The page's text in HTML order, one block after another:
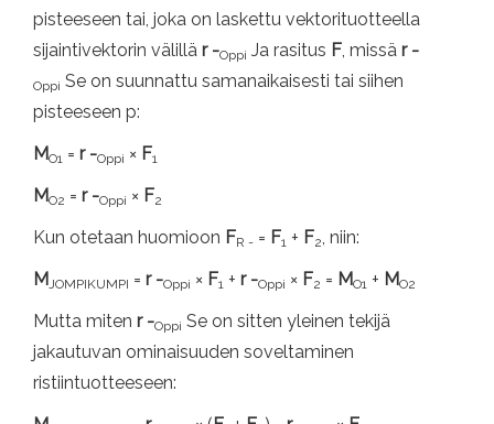
pisteeseen tai, joka on laskettu vektorituotteella
sijaintivektorin välillä r -Oppi Ja rasitus F , missä r -
Oppi Se on suunnattu samanaikaisesti tai siihen
pisteeseen p:
MO1 = r -Oppi × F1
MO2 = r -Oppi × F2
Kun otetaan huomioon FR - = F1 + F2 , niin:
M JOMPIKUMPI = r -Oppi × F1 + r -Oppi × F2 = MO1 + MO2
Mutta miten r -Oppi Se on sitten yleinen tekijä
jakautuvan ominaisuuden soveltaminen
ristiintuotteeseen: